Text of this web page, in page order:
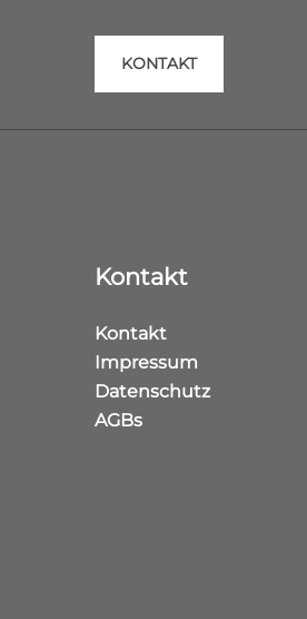
KONTAKT
Kontakt
Kontakt
Impressum
Datenschutz
AGBs